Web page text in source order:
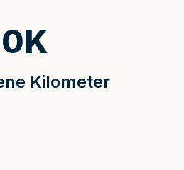
Kilometer
0K